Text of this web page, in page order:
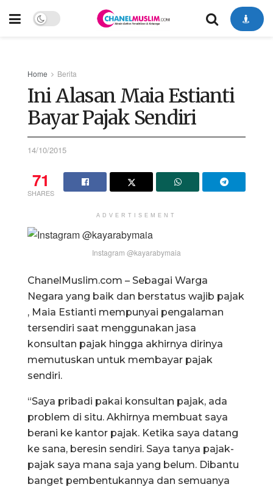
Home Berita
Ini Alasan Maia Estianti
Bayar Pajak Sendiri
14/10/2015
71
SHARES
ADVERTISEMENT
Instagram @kayarabymaia
ChanelMuslim.com – Sebagai Warga
Negara yang baik dan berstatus wajib pajak
, Maia Estianti mempunyai pengalaman
tersendiri saat menggunakan jasa
konsultan pajak hingga akhirnya dirinya
memutuskan untuk membayar pajak
sendiri.
“Saya pribadi pakai konsultan pajak, ada
problem di situ. Akhirnya membuat saya
berani ke kantor pajak. Ketika saya datang
ke sana, beresin sendiri. Saya tanya pajak-
pajak saya mana saja yang belum. Dibantu
banget pembentukannya dan semuanya